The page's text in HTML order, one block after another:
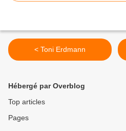
< Toni Erdmann
Hébergé par Overblog
Top articles
Pages